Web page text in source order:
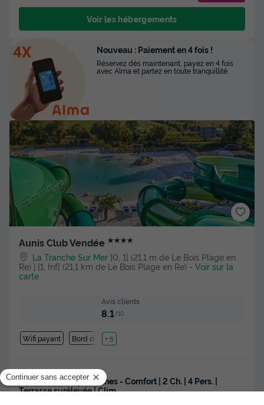
Voir les hébergements
Aunis Club Vendée ★★★★
La Tranche Sur Mer ]0, 1[ (21,1 m de Le Bois Plage en
Re) | [1, Inf[ (21,1 km de Le Bois Plage en Re) - Voir sur la
carte
Avis clients
8.1/10
Wifi payant Bord de mer
+ 5
MOBILHOME 4 personnes - Comfort | 2 Ch. | 4 Pers. |
Terrasse surélevée | Clim.
Nouveau : Paiement en 4 fois !
Réservez dès maintenant, payez en 4 fois
avec Alma et partez en toute tranquillité.